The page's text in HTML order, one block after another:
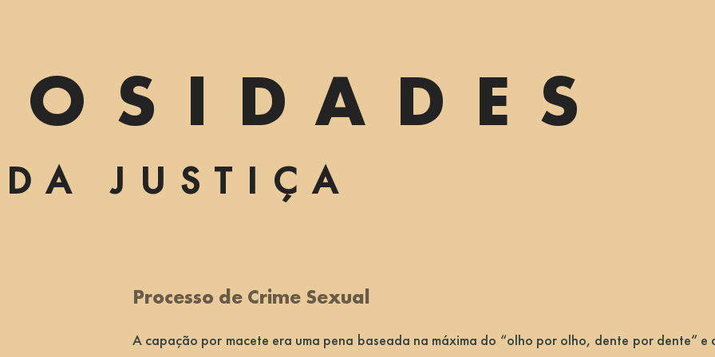
DA JUSTIÇA
Processo de Crime Sexual
A capação por macete era uma pena baseada na máxima do “olho por olho, dente por dente”